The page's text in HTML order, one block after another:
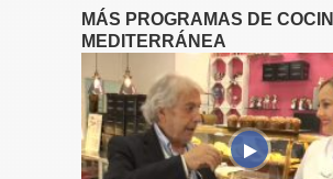
MÁS PROGRAMAS DE
MEDITERRÁNEA